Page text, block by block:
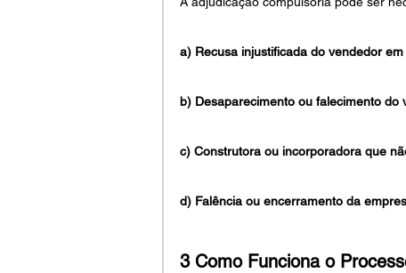
a) Recusa injustificada do vendedor
b) Desaparecimento ou falecimento do
c) Construtora ou incorporadora que
d) Falência ou encerramento da
3 Como Funciona o